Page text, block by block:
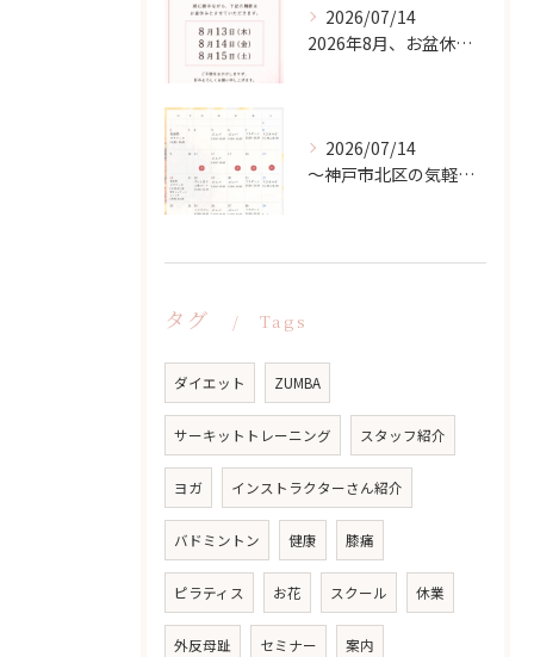
2026/07/14
2026年8月、お盆休みのお知らせ
2026/07/14
〜神戸市北区の気軽な習い事ならsoukenbi〜8月のスクールカレンダー
タグ Tags
ダイエット ZUMBA
サーキットトレーニング スタッフ紹介
ヨガ インストラクターさん紹介
バドミントン 健康 膝痛
ピラティス お花 スクール 休業
外反母趾 セミナー 案内